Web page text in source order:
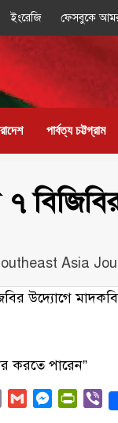
ইংরেজি ফেসবুকে
TRUTH
পার্বত্য চট্টগ্রাম
৭
Asia
করতে পারেন”
Copy
Gmail Messenger